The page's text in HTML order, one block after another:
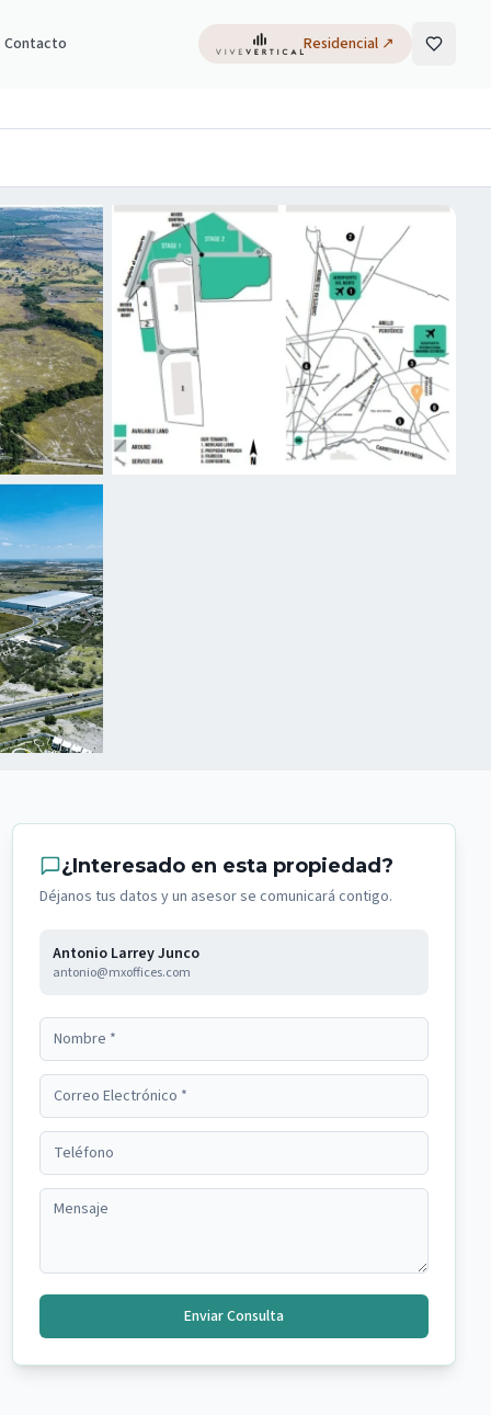
Contacto Residencial ↗
¿Interesado en esta propiedad?
Déjanos tus datos y un asesor se comunicará contigo.
Antonio Larrey Junco
antonio@mxoffices.com
Enviar Consulta